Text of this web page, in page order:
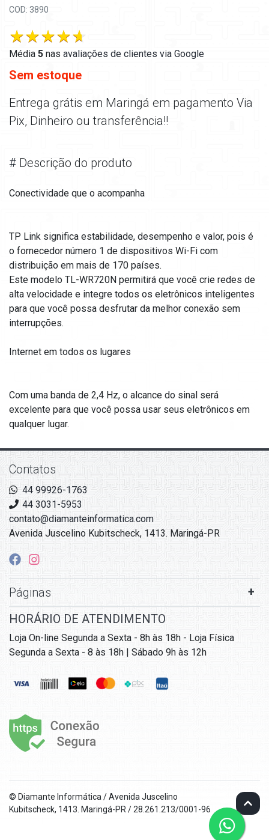
COD: 3890
Média 5 nas avaliações de clientes via Google
Sem estoque
Entrega grátis em Maringá em pagamento Via
Pix, Dinheiro ou transferência!!
# Descrição do produto
Conectividade que o acompanha
TP Link significa estabilidade, desempenho e valor, pois é
o fornecedor número 1 de dispositivos Wi-Fi com
distribuição em mais de 170 países.
Este modelo TL-WR720N permitirá que você crie redes de
alta velocidade e integre todos os eletrônicos inteligentes
para que você possa desfrutar da melhor conexão sem
interrupções.
Internet em todos os lugares
Com uma banda de 2,4 Hz, o alcance do sinal será
excelente para que você possa usar seus eletrônicos em
qualquer lugar.
Contatos
44 99926-1763
44 3031-5953
contato@diamanteinformatica.com
Avenida Juscelino Kubitscheck, 1413. Maringá-PR
Páginas
HORÁRIO DE ATENDIMENTO
Loja On-line Segunda a Sexta - 8h às 18h - Loja Física
Segunda a Sexta - 8 às 18h | Sábado 9h às 12h
© Diamante Informática / Avenida Juscelino
Kubitscheck, 1413. Maringá-PR / 28.261.213/0001-96